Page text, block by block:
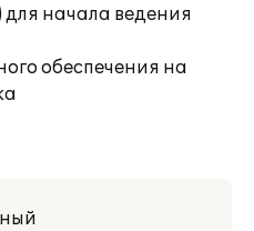
начала ведения
обеспечения на